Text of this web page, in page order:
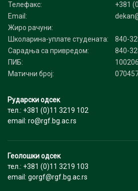
Телефакс:
+381
Email:
Жиро рачуни:
Школарина-уплате студената:
840-
Сарадња са привредом:
840-
ПИБ:
Матични број:
Рударски одсек
тел.: +381 (0)11 3219 102
email: ro@rgf.bg.ac.rs
Геолошки одсек
тел.: +381 (0)11 3219 103
email: gorgf@rgf.bg.ac.rs